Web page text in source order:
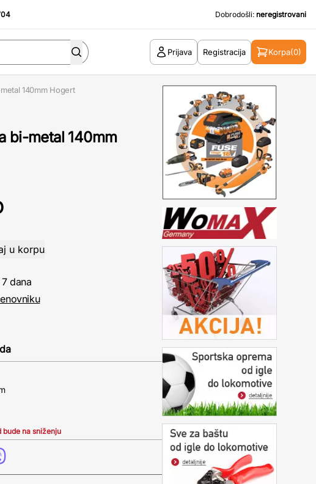
Dobrodošli: neregistrovani
Prijava Registracija Korpa(0)
140mm Hogert
bi-metal 140mm
dana
na sniženju